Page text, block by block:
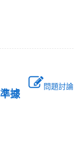
問題討論
據